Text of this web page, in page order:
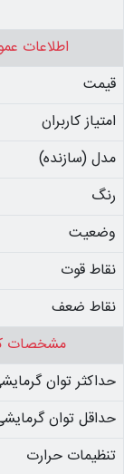
اطلاعات
قیمت
امتیاز کاربران
مدل (سازنده)
رنگ
وضعیت
نقاط قوت
نقاط ضعف
مشخصات
حداکثر توان
حداقل توان
تنظیمات حرارت